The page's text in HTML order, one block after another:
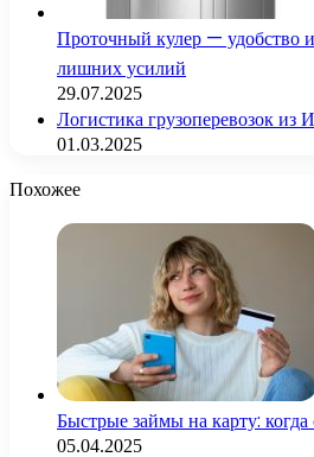
Проточный кулер — удобство
лишних усилий
29.07.2025
Логистика грузоперевозок из
01.03.2025
Похожее
Быстрые займы на карту: когда
05.04.2025